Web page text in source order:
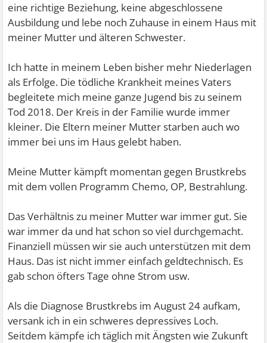
eine richtige Beziehung, keine abgeschlossene
Ausbildung und lebe noch Zuhause in einem Haus mit
meiner Mutter und älteren Schwester.
Ich hatte in meinem Leben bisher mehr Niederlagen
als Erfolge. Die tödliche Krankheit meines Vaters
begleitete mich meine ganze Jugend bis zu seinem
Tod 2018. Der Kreis in der Familie wurde immer
kleiner. Die Eltern meiner Mutter starben auch wo
immer bei uns im Haus gelebt haben.
Meine Mutter kämpft momentan gegen Brustkrebs
mit dem vollen Programm Chemo, OP, Bestrahlung.
Das Verhältnis zu meiner Mutter war immer gut. Sie
war immer da und hat schon so viel durchgemacht.
Finanziell müssen wir sie auch unterstützen mit dem
Haus. Das ist nicht immer einfach geldtechnisch. Es
gab schon öfters Tage ohne Strom usw.
Als die Diagnose Brustkrebs im August 24 aufkam,
versank ich in ein schweres depressives Loch.
Seitdem kämpfe ich täglich mit Ängsten wie Zukunft